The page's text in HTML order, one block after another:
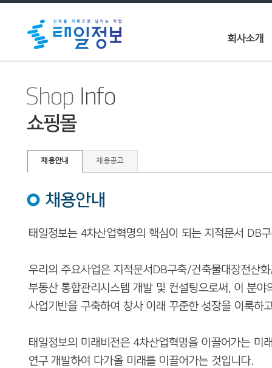
회사소개
채용안내 채용공고